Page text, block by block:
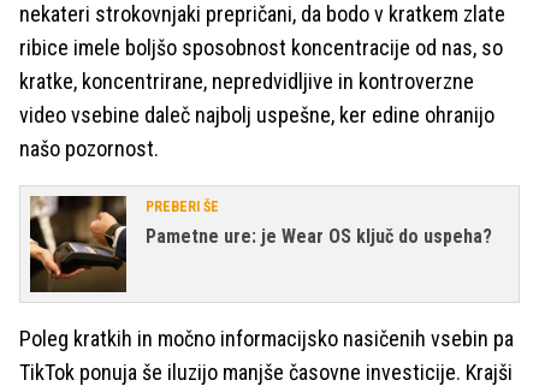
nekateri strokovnjaki prepričani, da bodo v kratkem zlate
ribice imele boljšo sposobnost koncentracije od nas, so
kratke, koncentrirane, nepredvidljive in kontroverzne
video vsebine daleč najbolj uspešne, ker edine ohranijo
našo pozornost.
PREBERI ŠE
Pametne ure: je Wear OS ključ do uspeha?
Poleg kratkih in močno informacijsko nasičenih vsebin pa
TikTok ponuja še iluzijo manjše časovne investicije. Krajši